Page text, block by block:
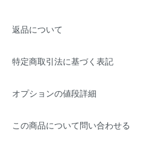
返品について
特定商取引法に基づく表記
オプションの値段詳細
この商品について問い合わせる